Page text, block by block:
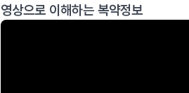
영상으로 이해하는 복약정보